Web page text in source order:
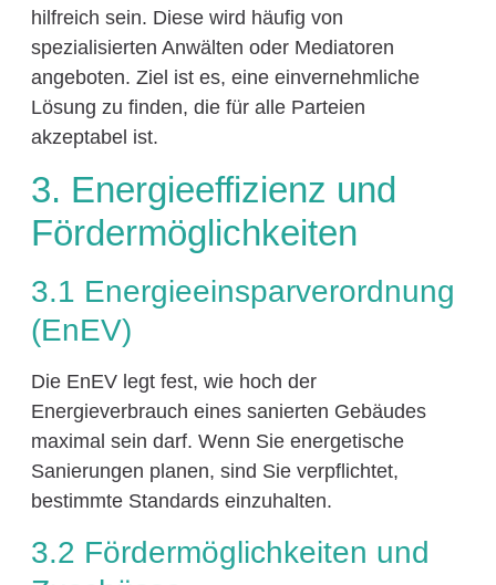
hilfreich sein. Diese wird häufig von
spezialisierten Anwälten oder Mediatoren
angeboten. Ziel ist es, eine einvernehmliche
Lösung zu finden, die für alle Parteien
akzeptabel ist.
3. Energieeffizienz und
Fördermöglichkeiten
3.1 Energieeinsparverordnung
(EnEV)
Die EnEV legt fest, wie hoch der
Energieverbrauch eines sanierten Gebäudes
maximal sein darf. Wenn Sie energetische
Sanierungen planen, sind Sie verpflichtet,
bestimmte Standards einzuhalten.
3.2 Fördermöglichkeiten und